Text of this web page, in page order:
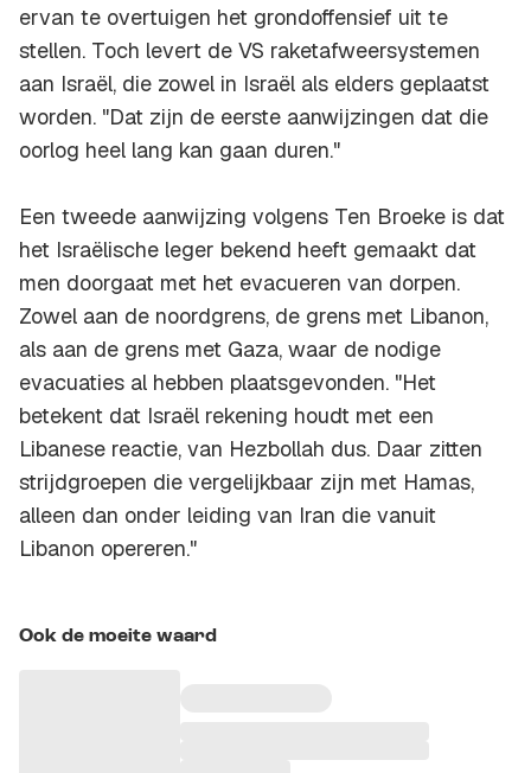
ervan te overtuigen het grondoffensief uit te
stellen. Toch levert de VS raketafweersystemen
aan Israël, die zowel in Israël als elders geplaatst
worden. "Dat zijn de eerste aanwijzingen dat die
oorlog heel lang kan gaan duren."
Een tweede aanwijzing volgens Ten Broeke is dat
het Israëlische leger bekend heeft gemaakt dat
men doorgaat met het evacueren van dorpen.
Zowel aan de noordgrens, de grens met Libanon,
als aan de grens met Gaza, waar de nodige
evacuaties al hebben plaatsgevonden. "Het
betekent dat Israël rekening houdt met een
Libanese reactie, van Hezbollah dus. Daar zitten
strijdgroepen die vergelijkbaar zijn met Hamas,
alleen dan onder leiding van Iran die vanuit
Libanon opereren."
Ook de moeite waard